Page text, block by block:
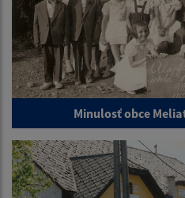
Minulosť obce